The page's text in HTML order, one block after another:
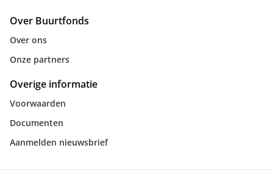
Over Buurtfonds
Over ons
Onze partners
Overige informatie
Voorwaarden
Documenten
Aanmelden nieuwsbrief